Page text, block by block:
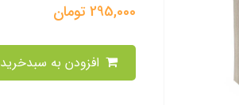
295,000تومان